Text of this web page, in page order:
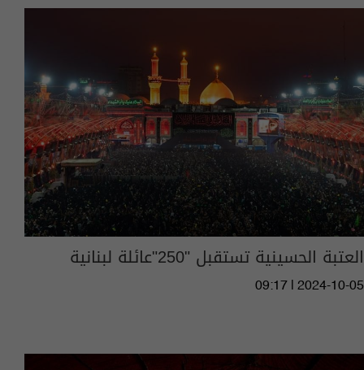
العتبة الحسينية تستقبل "250"عائلة لبنانية
09:17 | 2024-10-05